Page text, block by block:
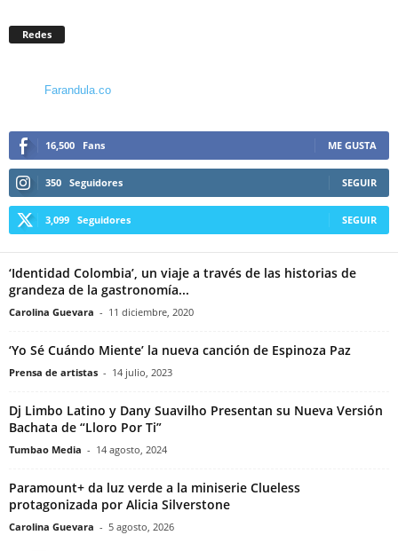
Redes
Farandula.co
16,500 Fans ME GUSTA
350 Seguidores SEGUIR
3,099 Seguidores SEGUIR
‘Identidad Colombia’, un viaje a través de las historias de
grandeza de la gastronomía...
Carolina Guevara - 11 diciembre, 2020
‘Yo Sé Cuándo Miente’ la nueva canción de Espinoza Paz
Prensa de artistas - 14 julio, 2023
Dj Limbo Latino y Dany Suavilho Presentan su Nueva Versión
Bachata de “Lloro Por Ti”
Tumbao Media - 14 agosto, 2024
Paramount+ da luz verde a la miniserie Clueless
protagonizada por Alicia Silverstone
Carolina Guevara - 5 agosto, 2026